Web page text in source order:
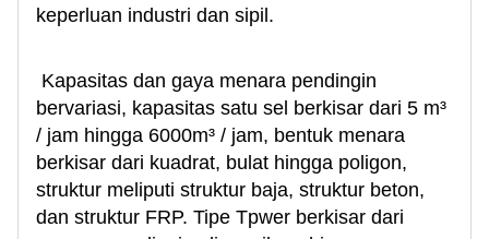
keperluan industri dan sipil.
Kapasitas dan gaya menara pendingin
bervariasi, kapasitas satu sel berkisar dari 5 m³
/ jam hingga 6000m³ / jam, bentuk menara
berkisar dari kuadrat, bulat hingga poligon,
struktur meliputi struktur baja, struktur beton,
dan struktur FRP. Tipe Tpwer berkisar dari